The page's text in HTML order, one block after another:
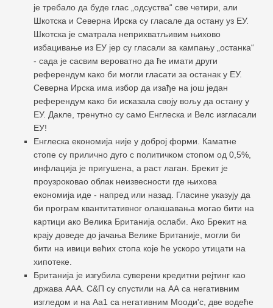
је требало да буде глас „одсуства“ све четири, али
Шкотска и Северна Ирска су гласале да остану уз ЕУ.
Шкотска је сматрала неприхватљивим њихово
избацивање из ЕУ јер су гласали за кампању „останка“
- сада је сасвим вероватно да ће имати други
референдум како би могли гласати за останак у ЕУ.
Северна Ирска има избор да изађе на још један
референдум како би исказала своју вољу да остану у
ЕУ. Дакле, тренутно су само Енглеска и Велс изгласали
ЕУ!
Енглеска економија није у доброј форми. Каматне
стопе су прилично дуго с политичком стопом од 0,5%,
инфлација је пригушена, а раст лаган. Брекит је
проузроковао облак неизвесности где њихова
економија иде - напред или назад. Гласине указују да
би програм квантитативног олакшавања могао бити на
картици ако Велика Британија ослаби. Ако Брекит на
крају доведе до јачања Велике Британије, могли би
бити на ивици већих стопа које ће ускоро утицати на
хипотеке.
Британија је изгубила суверени кредитни рејтинг као
држава ААА. С&П су спустили на АА са негативним
изгледом и на Аа1 са негативним Мооди'с, две водеће